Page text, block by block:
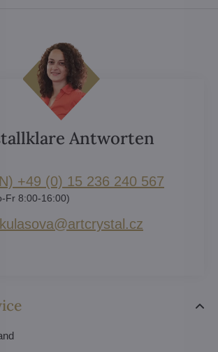
Antworten
+49 (0) 15 236 240 567
Fr 8:00-16:00)